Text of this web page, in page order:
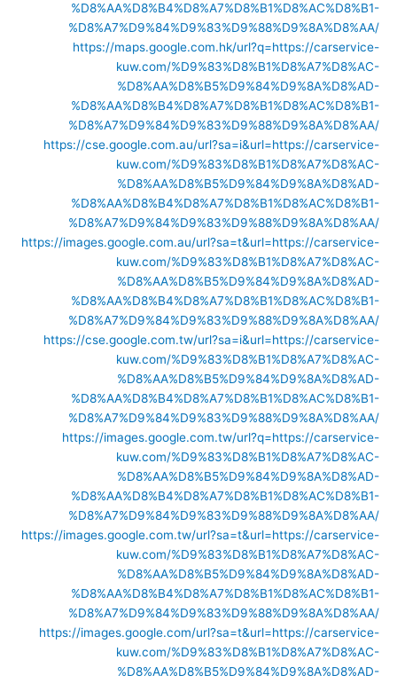
%D8%AA%D8%B4%D8%A7%D8%B1%D8%AC%D8%B1-
%D8%A7%D9%84%D9%83%D9%88%D9%8A%D8%AA/
https://maps.google.com.hk/url?q=https://carservice-
kuw.com/%D9%83%D8%B1%D8%A7%D8%AC-
%D8%AA%D8%B5%D9%84%D9%8A%D8%AD-
%D8%AA%D8%B4%D8%A7%D8%B1%D8%AC%D8%B1-
%D8%A7%D9%84%D9%83%D9%88%D9%8A%D8%AA/
https://cse.google.com.au/url?sa=i&url=https://carservice-
kuw.com/%D9%83%D8%B1%D8%A7%D8%AC-
%D8%AA%D8%B5%D9%84%D9%8A%D8%AD-
%D8%AA%D8%B4%D8%A7%D8%B1%D8%AC%D8%B1-
%D8%A7%D9%84%D9%83%D9%88%D9%8A%D8%AA/
https://images.google.com.au/url?sa=t&url=https://carservice-
kuw.com/%D9%83%D8%B1%D8%A7%D8%AC-
%D8%AA%D8%B5%D9%84%D9%8A%D8%AD-
%D8%AA%D8%B4%D8%A7%D8%B1%D8%AC%D8%B1-
%D8%A7%D9%84%D9%83%D9%88%D9%8A%D8%AA/
https://cse.google.com.tw/url?sa=i&url=https://carservice-
kuw.com/%D9%83%D8%B1%D8%A7%D8%AC-
%D8%AA%D8%B5%D9%84%D9%8A%D8%AD-
%D8%AA%D8%B4%D8%A7%D8%B1%D8%AC%D8%B1-
%D8%A7%D9%84%D9%83%D9%88%D9%8A%D8%AA/
https://images.google.com.tw/url?q=https://carservice-
kuw.com/%D9%83%D8%B1%D8%A7%D8%AC-
%D8%AA%D8%B5%D9%84%D9%8A%D8%AD-
%D8%AA%D8%B4%D8%A7%D8%B1%D8%AC%D8%B1-
%D8%A7%D9%84%D9%83%D9%88%D9%8A%D8%AA/
https://images.google.com.tw/url?sa=t&url=https://carservice-
kuw.com/%D9%83%D8%B1%D8%A7%D8%AC-
%D8%AA%D8%B5%D9%84%D9%8A%D8%AD-
%D8%AA%D8%B4%D8%A7%D8%B1%D8%AC%D8%B1-
%D8%A7%D9%84%D9%83%D9%88%D9%8A%D8%AA/
https://images.google.com/url?sa=t&url=https://carservice-
kuw.com/%D9%83%D8%B1%D8%A7%D8%AC-
%D8%AA%D8%B5%D9%84%D9%8A%D8%AD-